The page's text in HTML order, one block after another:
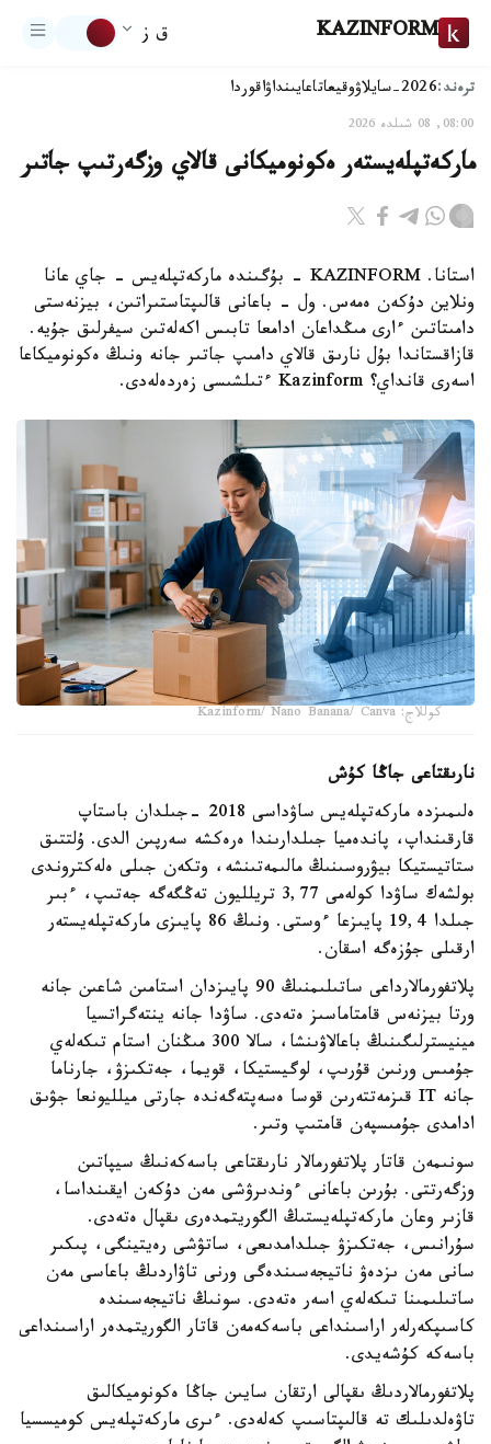
KAZINFORM ق ز
ترەند:2026-سايلاۋ وقيعاتاعايىنداۋاقوردا
08:00, 08 شىلدە 2026
ماركەتپلەيستەر ەكونوميكانى قالاي وزگەرتىپ جاتىر
استانا. KAZINFORM - بۇگىندە ماركەتپلەيس - جاي عانا
ونلاين دۇكەن ەمەس. ول - باعانى قالىپتاستىراتىن، بيزنەستى
دامىتاتىن ءارى مىڭداعان ادامعا تابىس اكەلەتىن سيفرلىق جۇيە.
قازاقستاندا بۇل نارىق قالاي دامىپ جاتىر جانە ونىڭ ەكونوميكاعا
اسەرى قانداي؟ Kazinform ءتىلشىسى زەردەلەدى.
كوللاج: Kazinform/ Nano Banana/ Canva
نارىقتاعى جاڭا كۇش
ەلىمىزدە ماركەتپلەيس ساۋداسى 2018 -جىلدان باستاپ
قارقىنداپ، پاندەميا جىلدارىندا ەرەكشە سەرپىن الدى. ۇلتتىق
ستاتيستيكا بيۋروسىنىڭ مالىمەتىنشە، وتكەن جىلى ەلەكتروندى
بولشەك ساۋدا كولەمى 3,77 تريلليون تەڭگەگە جەتىپ، ءبىر
جىلدا 19,4 پايىزعا ءوستى. ونىڭ 86 پايىزى ماركەتپلەيستەر
ارقىلى جۇزەگە اسقان.
پلاتفورمالارداعى ساتىلىمنىڭ 90 پايىزدان استامىن شاعىن جانە
ورتا بيزنەس قامتاماسىز ەتەدى. ساۋدا جانە ينتەگراتسيا
مينيسترلىگىنىڭ باعالاۋىنشا، سالا 300 مىڭنان استام تىكەلەي
جۇمىس ورنىن قۇرىپ، لوگيستيكا، قويما، جەتكىزۋ، جارناما
جانە IT قىزمەتتەرىن قوسا ەسەپتەگەندە جارتى ميلليونعا جۋىق
ادامدى جۇمىسپەن قامتىپ وتىر.
سونىمەن قاتار پلاتفورمالار نارىقتاعى باسەكەنىڭ سيپاتىن
وزگەرتتى. بۇرىن باعانى ءوندىرۋشى مەن دۇكەن ايقىنداسا،
قازىر وعان ماركەتپلەيستىڭ الگوريتمدەرى ىقپال ەتەدى.
سۇرانىس، جەتكىزۋ جىلدامدىعى، ساتۋشى رەيتينگى، پىكىر
سانى مەن ىزدەۋ ناتيجەسىندەگى ورنى تاۋاردىڭ باعاسى مەن
ساتىلىمىنا تىكەلەي اسەر ەتەدى. سونىڭ ناتيجەسىندە
كاسىپكەرلەر اراسىنداعى باسەكەمەن قاتار الگوريتمدەر اراسىنداعى
باسەكە كۇشەيدى.
پلاتفورمالاردىڭ ىقپالى ارتقان سايىن جاڭا ەكونوميكالىق
تاۋەلدىلىك تە قالىپتاسىپ كەلەدى. ءىرى ماركەتپلەيس كوميسسيا